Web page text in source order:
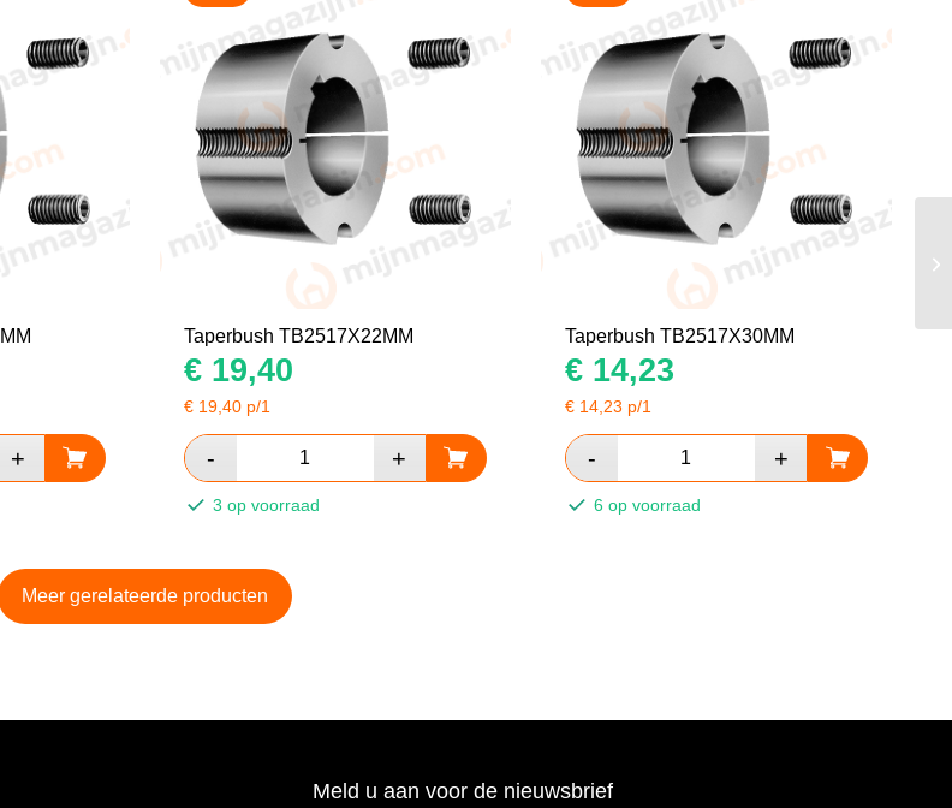
Taperbush TB2517X22MM
€19,40
€ 19,40p/1
3 op voorraad
Taperbush TB2517X30MM
€14,23
€ 14,23 p/1
6 op voorraad
Meer gerelateerde producten
Meld u aan voor de nieuwsbrief